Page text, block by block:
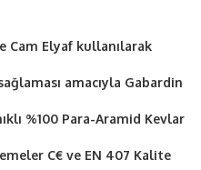
Cam Elyaf kullanılarak
amacıyla Gabardin
%100 Para-Aramid Kevlar
C€ ve EN 407 Kalite